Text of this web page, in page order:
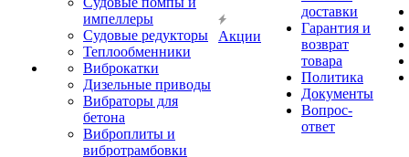
импеллеры
Судовые редукторы
Теплообменники
Виброкатки
Дизельные приводы
Вибраторы для
бетона
Виброплиты и
вибротрамбовки
Акции
доставки
Гарантия и
возврат
товара
Политика
Документы
Вопрос-
ответ